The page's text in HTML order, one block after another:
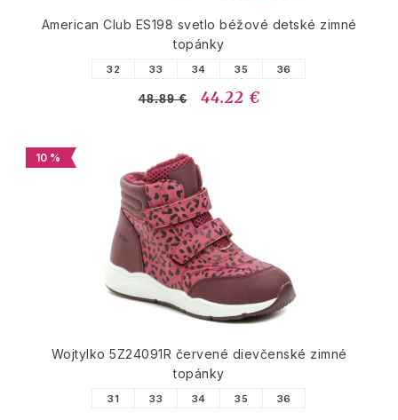
American Club ES198 svetlo béžové detské zimné
topánky
32 33 34 35 36
48.89 € 44.22 €
10 %
Wojtylko 5Z24091R červené dievčenské zimné
topánky
31 33 34 35 36